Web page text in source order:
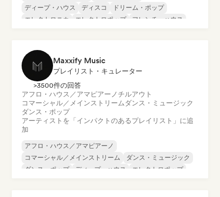
ディープ・ハウス
ディスコ
ドリーム・ポップ
エレクトロニカ
エレクトロポップ フレンチ・ハウス
Maxxify Music
プレイリスト・キュレーター
>3500件の回答
アフロ・ハウス／アマピアーノ チルアウト
コマーシャル／メインストリーム ダンス・ミュージック
ダンス・ポップ
アーティストを「インパクトのあるプレイリスト」に追
加
アフロ・ハウス／アマピアーノ
コマーシャル／メインストリーム
ダンス・ミュージック
ダンス・ポップ
ディープ・ハウス
エレクトロポップ